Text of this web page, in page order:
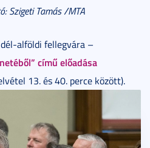
Szigeti Tamás /MTA
alföldi fellegvára –
című előadása
13. és 40. perce között).